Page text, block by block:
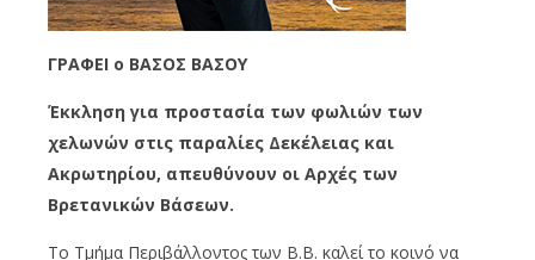
ΓΡΑΦΕΙ o ΒΑΣΟΣ ΒΑΣΟΥ
Έκκληση για προστασία των φωλιών των
χελωνών στις παραλίες Δεκέλειας και
Ακρωτηρίου, απευθύνουν οι Αρχές των
Βρετανικών Βάσεων.
Το Τμήμα Περιβάλλοντος των Β.Β. καλεί το κοινό να